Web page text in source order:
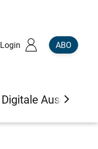
Login ABO
Digitale Ausgaben